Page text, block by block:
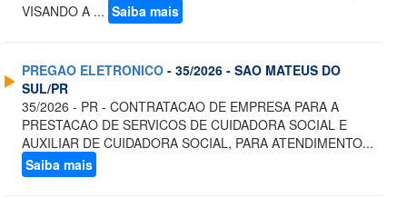
VISANDO A ... Saiba mais
PREGAO ELETRONICO - 35/2026 - SAO MATEUS DO
SUL/PR
35/2026 - PR - CONTRATACAO DE EMPRESA PARA A
PRESTACAO DE SERVICOS DE CUIDADORA SOCIAL E
AUXILIAR DE CUIDADORA SOCIAL, PARA ATENDIMENTO...
Saiba mais